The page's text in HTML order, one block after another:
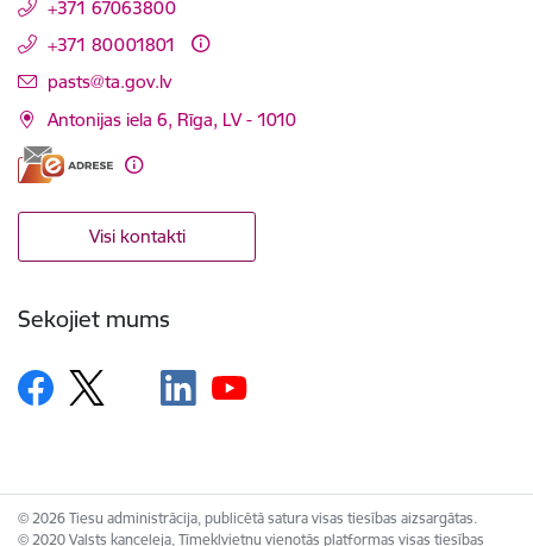
+371 67063800
+371 80001801
E-pasts:
pasts@ta.gov.lv
Antonijas iela 6, Rīga, LV - 1010
Visi kontakti
Sekojiet mums
© 2026 Tiesu administrācija, publicētā satura visas tiesības aizsargātas.
© 2020 Valsts kanceleja, Tīmekļvietņu vienotās platformas visas tiesības